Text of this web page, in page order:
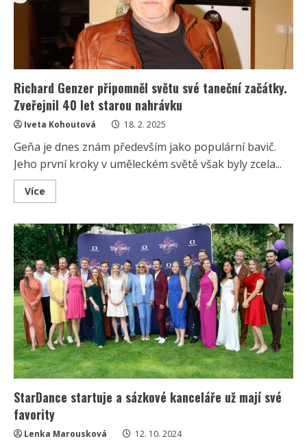
polibkem
Richard Genzer připomněl světu své taneční začátky.
Zveřejnil 40 let starou nahrávku
Iveta Kohoutová 18. 2. 2025
Geňa je dnes znám především jako populární bavič.
Jeho první kroky v uměleckém světě však byly zcela...
Více
more
Genzer
připomněl
světu
své
taneční
začátky.
Zveřejnil
40
let
starou
nahrávku
StarDance startuje a sázkové kanceláře už mají své
favority
Lenka Marousková 12. 10. 2024